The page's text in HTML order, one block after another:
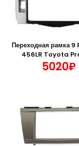
Переходная рамка
456LR Toyota
5020₽